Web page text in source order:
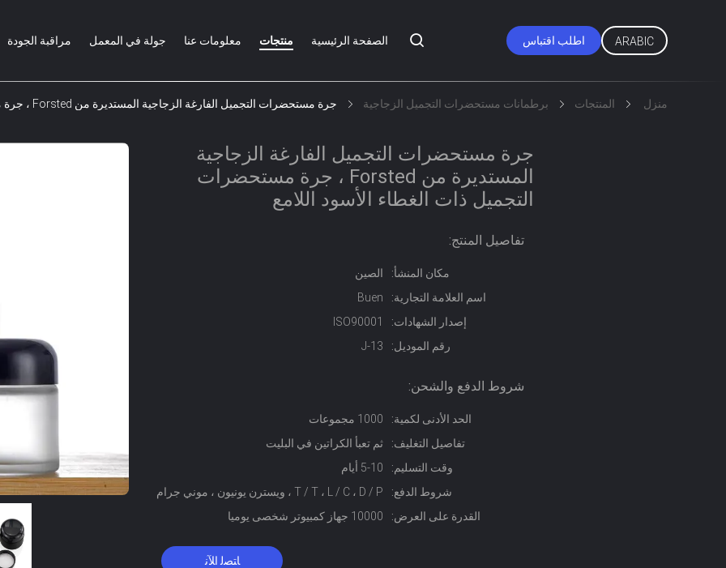
الصفحة الرئيسية منتجات معلومات عنا جولة في المعمل مراقبة الجودة اطلب اقتباس ARABIC
منزل المنتجات برطمانات مستحضرات التجميل الزجاجية جرة مستحضرات التجميل الفارغة الزجاجية المستديرة من Forsted ، جرة مستحضرات التجميل ذات الغطاء الأسود اللامع
جرة مستحضرات التجميل الفارغة الزجاجية
المستديرة من Forsted ، جرة مستحضرات
التجميل ذات الغطاء الأسود اللامع
تفاصيل المنتج:
مكان المنشأ:
الصين
اسم العلامة التجارية:
Buen
إصدار الشهادات:
ISO90001
رقم الموديل:
J-13
شروط الدفع والشحن:
الحد الأدنى لكمية:
1000 مجموعات
تفاصيل التغليف:
ثم تعبأ الكراتين في البليت
وقت التسليم:
5-10 أيام
شروط الدفع:
T / T ، L / C ، D / P ، ويسترن يونيون ، موني جرام
القدرة على العرض:
10000 جهاز كمبيوتر شخصى يوميا
ﺎﺘﺼﻟ ﺍﻶﻧ